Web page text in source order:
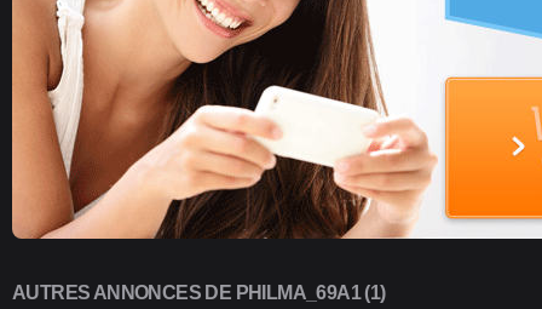
AUTRES ANNONCES DE PHILMA_69A1 (1)